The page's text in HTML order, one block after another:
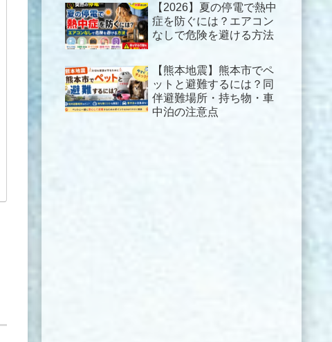
【2026】夏の停電で熱中
症を防ぐには？エアコン
なしで危険を避ける方法
【熊本地震】熊本市でペ
ットと避難するには？同
伴避難場所・持ち物・車
中泊の注意点